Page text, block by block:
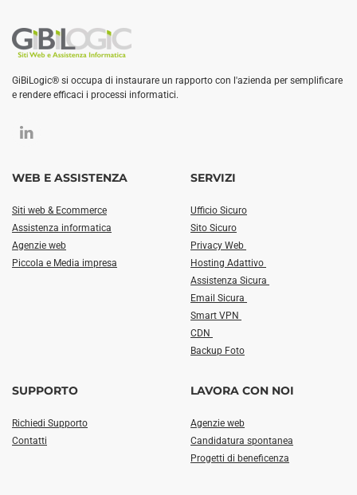
GiBiLogic® si occupa di instaurare un rapporto con l'azienda per semplificare
e rendere efficaci i processi informatici.
WEB E ASSISTENZA
Siti web & Ecommerce
Assistenza informatica
Agenzie web
Piccola e Media impresa
SERVIZI
Ufficio Sicuro
Sito Sicuro
Privacy Web
Hosting Adattivo
Assistenza Sicura
Email Sicura
Smart VPN
CDN
Backup Foto
SUPPORTO
Richiedi Supporto
Contatti
LAVORA CON NOI
Agenzie web
Candidatura spontanea
Progetti di beneficenza